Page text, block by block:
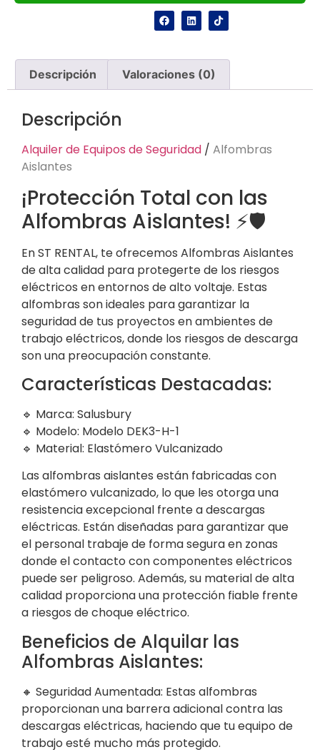
Descripción Valoraciones (0)
Descripción
Alquiler de Equipos de Seguridad / Alfombras
Aislantes
¡Protección Total con las
Alfombras Aislantes! ⚡🛡️
En ST RENTAL, te ofrecemos Alfombras Aislantes
de alta calidad para protegerte de los riesgos
eléctricos en entornos de alto voltaje. Estas
alfombras son ideales para garantizar la
seguridad de tus proyectos en ambientes de
trabajo eléctricos, donde los riesgos de descarga
son una preocupación constante.
Características Destacadas:
🔹 Marca: Salusbury
🔹 Modelo: Modelo DEK3-H-1
🔹 Material: Elastómero Vulcanizado
Las alfombras aislantes están fabricadas con
elastómero vulcanizado, lo que les otorga una
resistencia excepcional frente a descargas
eléctricas. Están diseñadas para garantizar que
el personal trabaje de forma segura en zonas
donde el contacto con componentes eléctricos
puede ser peligroso. Además, su material de alta
calidad proporciona una protección fiable frente
a riesgos de choque eléctrico.
Beneficios de Alquilar las
Alfombras Aislantes:
🔸 Seguridad Aumentada: Estas alfombras
proporcionan una barrera adicional contra las
descargas eléctricas, haciendo que tu equipo de
trabajo esté mucho más protegido.